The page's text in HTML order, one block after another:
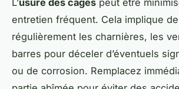
L’usure des cages peut être
entretien fréquent. Cela implique
régulièrement les charnières, les
barres pour déceler d’éventuels
ou de corrosion. Remplacez